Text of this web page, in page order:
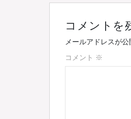
コメントを
メールアドレスが公
コメント ※